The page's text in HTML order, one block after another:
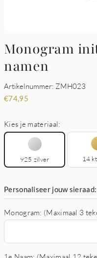
Monogram
namen
Artikelnummer: ZMH023
€74,95
Kies je materiaal:
925 zilver 14
Personaliseer jouw sieraad:
Monogram: (Maximaal 3